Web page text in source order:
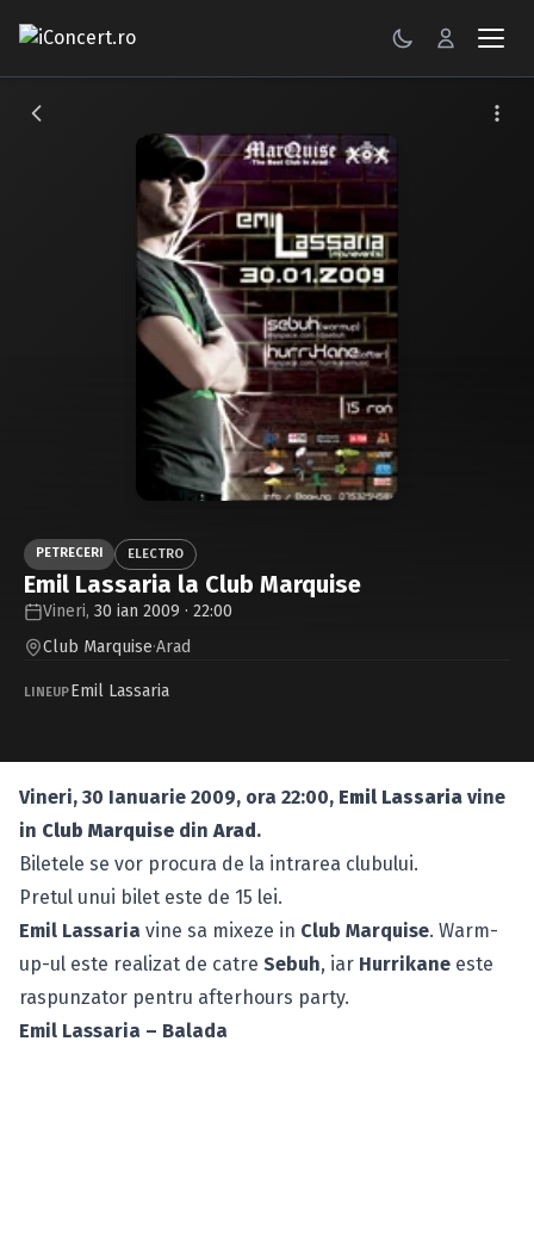
CONCERTE
Caută în site...
PETRECERI ELECTRO
Emil Lassaria la Club Marquise
Vineri, 30 ian 2009 · 22:00
Club Marquise·Arad
LINEUPEmil Lassaria
Vineri, 30 Ianuarie 2009, ora 22:00, Emil Lassaria vine
in Club Marquise dinArad.
Biletele se vor procura de la intrarea clubului.
Pretul unui bilet este de 15 lei.
Emil Lassaria vine sa mixeze in Club Marquise. Warm-
up-ul este realizat de catre Sebuh, iar Hurrikane este
raspunzator pentru afterhours party.
Emil Lassaria – Balada